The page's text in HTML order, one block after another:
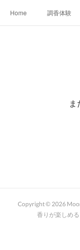
Home 調香体験
ま
Copyright © 2026
香りが楽しめ